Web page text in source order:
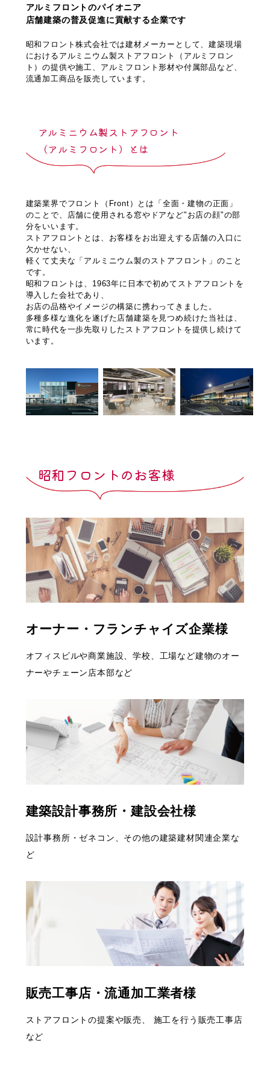
アルミフロントのパイオニア
店舗建築の普及促進に貢献する企業です
昭和フロント株式会社では建材メーカーとして、建築現場
におけるアルミニウム製ストアフロント（アルミフロン
ト）の提供や施工、アルミフロント形材や付属部品など、
流通加工商品を販売しています。
アルミニウム製ストアフロント
（アルミフロント）
とは
建築業界でフロント（Front）とは「全面・建物の正面」
のことで、店舗に使用される窓やドアなど"お店の顔"の部
分をいいます。
ストアフロントとは、お客様をお出迎えする店舗の入口に
欠かせない、
軽くて丈夫な「アルミニウム製のストアフロント」のこと
です。
昭和フロントは、1963年に日本で初めてストアフロントを
導入した会社であり、
お店の品格やイメージの構築に携わってきました。
多種多様な進化を遂げた店舗建築を見つめ続けた当社は、
常に時代を一歩先取りしたストアフロントを提供し続けて
います。
昭和フロントのお客様
オーナー・フランチャイズ企業様
オフィスビルや商業施設、学校、工場など建物のオー
ナーやチェーン店本部など
建築設計事務所・建設会社様
設計事務所・ゼネコン、その他の建築建材関連企業な
ど
販売工事店・流通加工業者様
ストアフロントの提案や販売、
施工を行う販売工事店
など